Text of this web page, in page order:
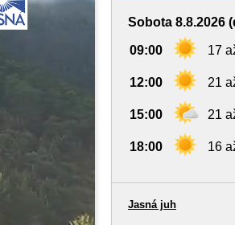
Sobota 8.8.2026
09:00 17
12:00 21
15:00 21
18:00 16
Jasná juh